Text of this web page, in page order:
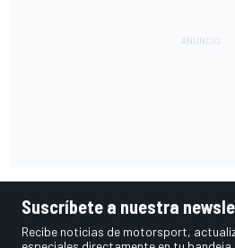
Suscríbete a nuestra
Recibe noticias de motorsport,